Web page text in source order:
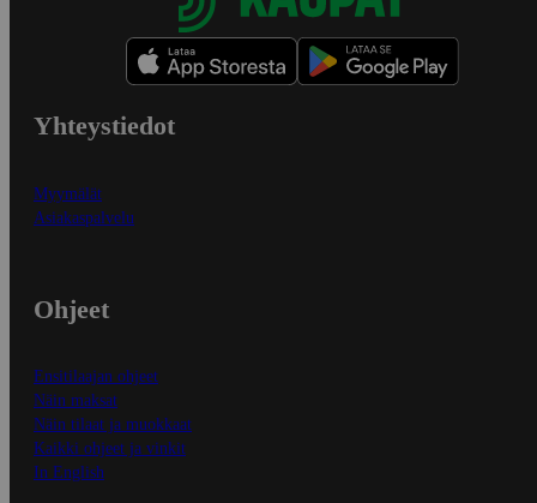
Yhteystiedot
Myymälät
Asiakaspalvelu
Ohjeet
Ensitilaajan ohjeet
Näin maksat
Näin tilaat ja muokkaat
Kaikki ohjeet ja vinkit
In English